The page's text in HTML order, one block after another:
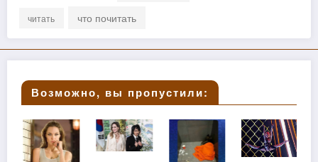
читать что почитать
Возможно, вы пропустили: